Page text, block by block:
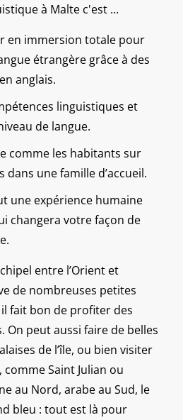
à Malte c'est ...
en immersion totale pour
étrangère grâce à des
anglais.
linguistiques et
de langue.
comme les habitants sur
dans une famille d’accueil.
une expérience humaine
changera votre façon de
entre l’Orient et
de nombreuses petites
fait bon de profiter des
On peut aussi faire de belles
de l’île, ou bien visiter
Saint Julian ou
au Nord, arabe au Sud, le
bleu : tout est là pour